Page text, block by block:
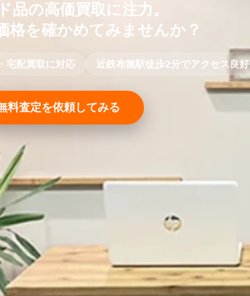
品の高価買取に注力。
格を確かめてみませんか？
宅配買取に対応 近鉄布施駅徒歩2分でアクセス良好
料査定を依頼してみる